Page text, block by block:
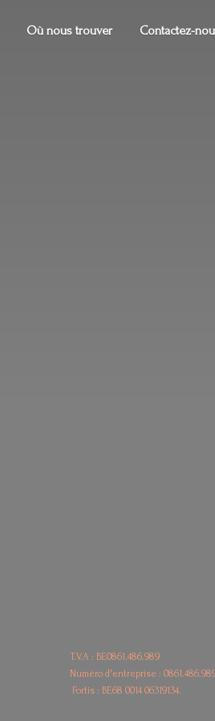
Où nous trouver Contactez-
T.V.A : BE0861.486.989
Numéro d'entreprise :
Fortis : BE68 0014 06319134.